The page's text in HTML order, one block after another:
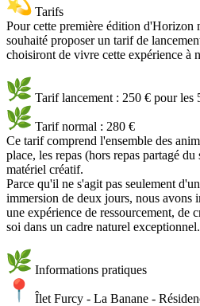
Tarifs
Pour cette première édition d'Horizon
souhaité proposer un tarif de
choisiront de vivre cette expérience à
Tarif lancement : 250 € pour les
Tarif normal : 280 €
Ce tarif comprend l'ensemble des
place, les repas (hors repas partagé
matériel créatif.
Parce qu'il ne s'agit pas seulement
immersion de deux jours, nous avons
une expérience de ressourcement, de
soi dans un cadre naturel exceptionnel.
Informations pratiques
Îlet Furcy - La Banane -